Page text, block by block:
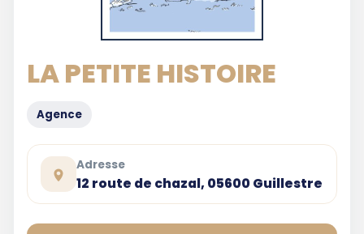
LA PETITE HISTOIRE
Agence
Adresse
12 route de chazal, 05600 Guillestre